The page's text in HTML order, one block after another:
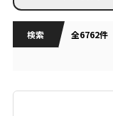
検索 全6762件